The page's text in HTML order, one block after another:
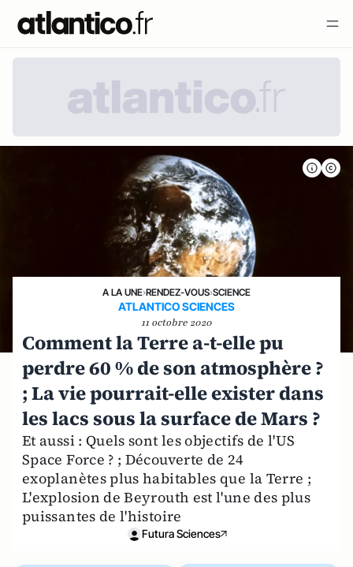
A LA UNE›RENDEZ-VOUS›SCIENCE
ATLANTICO SCIENCES
11 octobre 2020
Comment la Terre a-t-elle pu
perdre 60 % de son atmosphère ?
; La vie pourrait-elle exister dans
les lacs sous la surface de Mars ?
Et aussi : Quels sont les objectifs de l'US
Space Force ? ; Découverte de 24
exoplanètes plus habitables que la Terre ;
L'explosion de Beyrouth est l'une des plus
puissantes de l'histoire
Futura Sciences